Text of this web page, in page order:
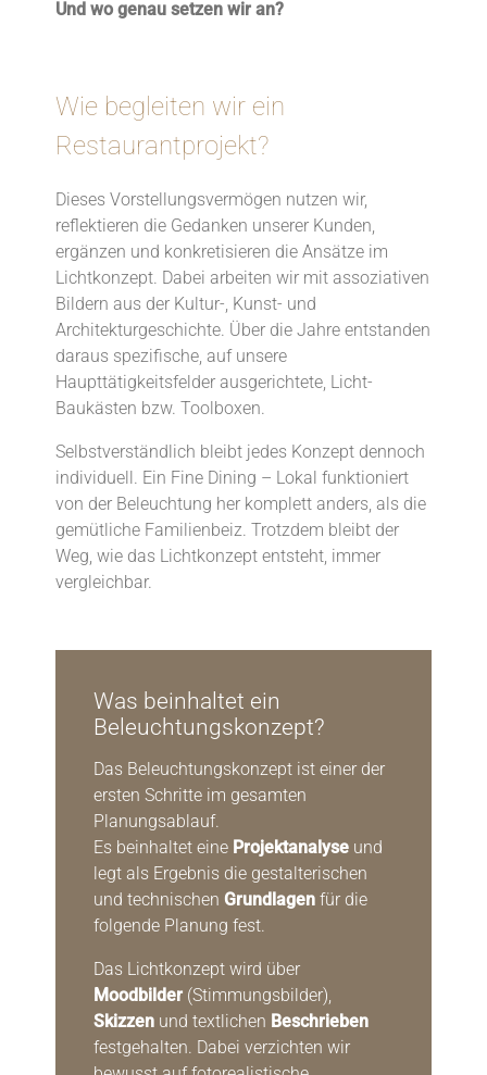
Und wo genau setzen wir an?
Wie begleiten wir ein
Restaurantprojekt?
Dieses Vorstellungsvermögen nutzen wir,
reflektieren die Gedanken unserer Kunden,
ergänzen und konkretisieren die Ansätze im
Lichtkonzept. Dabei arbeiten wir mit assoziativen
Bildern aus der Kultur-, Kunst- und
Architekturgeschichte. Über die Jahre entstanden
daraus spezifische, auf unsere
Haupttätigkeitsfelder ausgerichtete, Licht-
Baukästen bzw. Toolboxen.
Selbstverständlich bleibt jedes Konzept dennoch
individuell. Ein Fine Dining – Lokal funktioniert
von der Beleuchtung her komplett anders, als die
gemütliche Familienbeiz. Trotzdem bleibt der
Weg, wie das Lichtkonzept entsteht, immer
vergleichbar.
Was beinhaltet ein
Beleuchtungskonzept?
Das Beleuchtungskonzept ist einer der
ersten Schritte im gesamten
Planungsablauf.
Es beinhaltet eine Projektanalyse und
legt als Ergebnis die gestalterischen
und technischen Grundlagen für die
folgende Planung fest.
Das Lichtkonzept wird über
Moodbilder (Stimmungsbilder),
Skizzen und textlichen Beschrieben
festgehalten. Dabei verzichten wir